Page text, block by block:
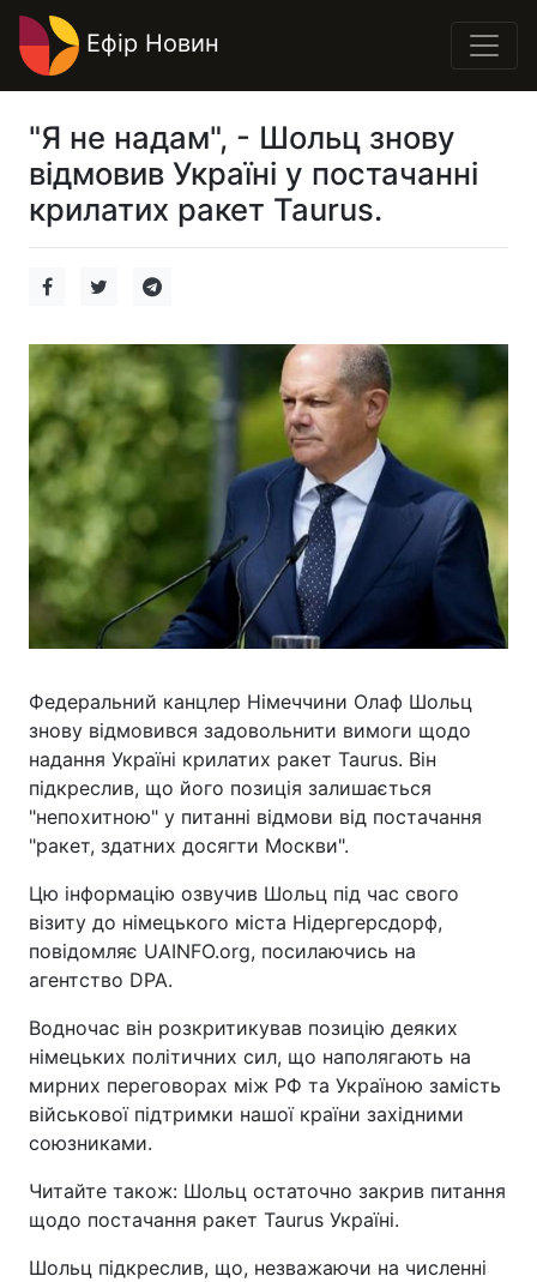
Ефір Новин
"Я не надам", - Шольц знову
відмовив Україні у постачанні
крилатих ракет Taurus.
Федеральний канцлер Німеччини Олаф Шольц
знову відмовився задовольнити вимоги щодо
надання Україні крилатих ракет Taurus. Він
підкреслив, що його позиція залишається
"непохитною" у питанні відмови від постачання
"ракет, здатних досягти Москви".
Цю інформацію озвучив Шольц під час свого
візиту до німецького міста Нідергерсдорф,
повідомляє UAINFO.org, посилаючись на
агентство DPA.
Водночас він розкритикував позицію деяких
німецьких політичних сил, що наполягають на
мирних переговорах між РФ та Україною замість
військової підтримки нашої країни західними
союзниками.
Читайте також: Шольц остаточно закрив питання
щодо постачання ракет Taurus Україні.
Шольц підкреслив, що, незважаючи на численні